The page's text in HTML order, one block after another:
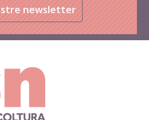
newsletter